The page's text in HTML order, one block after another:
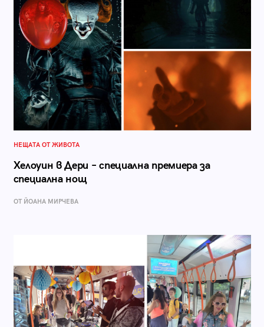
НЕЩАТА ОТ ЖИВОТА
Хелоуин в Дери – специална премиера за
специална нощ
ОТ ЙОАНА МИРЧЕВА